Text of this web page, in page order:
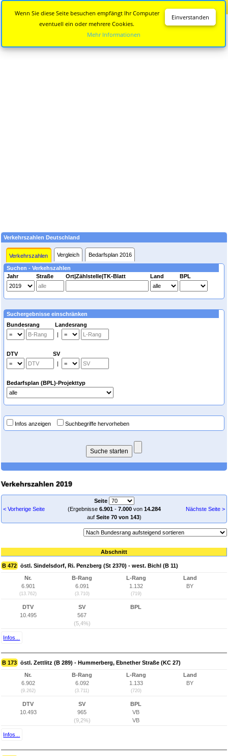
Verkehrszahlen Deutschland
Verkehrszahlen Vergleich Bedarfsplan 2016
Suchen - Verkehszahlen
Jahr
Straße Ort|Zählstelle|TK-Blatt Land BPL
Suchergebnisse einschränken
Bundesrang Landesrang
|
DTV SV
|
Bedarfsplan (BPL)-Projekttyp
Infos anzeigen Suchbegriffe hervorheben
Verkehrszahlen 2019
< Vorherige Seite
Seite
(Ergebnisse 6.901- 7.000von 14.284
auf Seite 70 von 143)
Nächste Seite >
Abschnitt
B 472 östl. Sindelsdorf, Ri. Penzberg (St 2370) - west. Bichl (B 11)
Nr.
6.901
(13.762)
B-Rang
6.091
(3.710)
L-Rang
1.132
(719)
Land
BY
DTV
10.495
SV
567
(5,4%)
BPL
Infos...
B 173 östl. Zettlitz (B 289) - Hummerberg, Ebnether Straße (KC 27)
Nr.
6.902
(9.262)
B-Rang
6.092
(3.711)
L-Rang
1.133
(720)
Land
BY
DTV
10.493
SV
965
(9,2%)
BPL
VB
VB
Infos...
Einverstanden
Wenn Sie diese Seite besuchen empfängt Ihr Computer
eventuell ein oder mehrere Cookies.
Mehr Informationen